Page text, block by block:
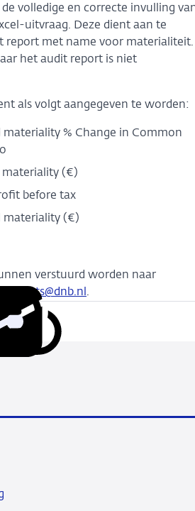
volledige en correcte invulling
uitvraag. Deze dient aan te
report met name voor materialiteit.
het audit report is niet
als volgt aangegeven te worden:
materiality % Change in Common
materiality (€)
before tax
materiality (€)
verstuurd worden naar
.
Kopieer